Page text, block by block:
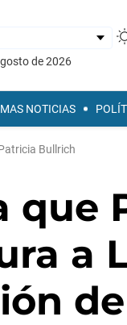
de 2026
NOTICIAS
Bullrich
que
a